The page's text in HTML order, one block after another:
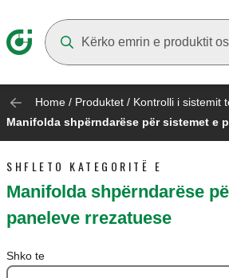
Home / Produktet / Kontrolli i sistemit
Manifolda shpërndarëse për sistemet e
SHFLETO KATEGORITË E
Manifolda shpërndarëse
paneleve rrezatuese
Shko te